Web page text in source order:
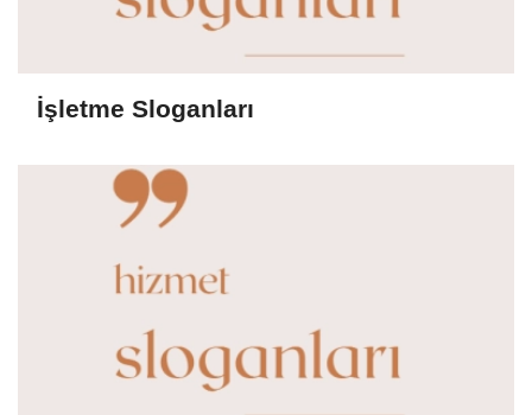
İşletme Sloganları